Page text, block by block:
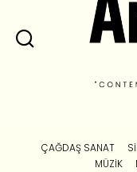
ÇAĞDAŞ SANAT
MÜZIK